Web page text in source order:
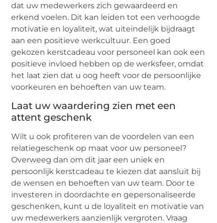
dat uw medewerkers zich gewaardeerd en
erkend voelen. Dit kan leiden tot een verhoogde
motivatie en loyaliteit, wat uiteindelijk bijdraagt
aan een positieve werkcultuur. Een goed
gekozen kerstcadeau voor personeel kan ook een
positieve invloed hebben op de werksfeer, omdat
het laat zien dat u oog heeft voor de persoonlijke
voorkeuren en behoeften van uw team.
Laat uw waardering zien met een
attent geschenk
Wilt u ook profiteren van de voordelen van een
relatiegeschenk op maat voor uw personeel?
Overweeg dan om dit jaar een uniek en
persoonlijk kerstcadeau te kiezen dat aansluit bij
de wensen en behoeften van uw team. Door te
investeren in doordachte en gepersonaliseerde
geschenken, kunt u de loyaliteit en motivatie van
uw medewerkers aanzienlijk vergroten. Vraag